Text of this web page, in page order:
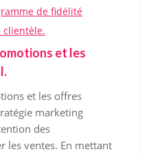
de fidélité
et les
et les offres
marketing
des
les ventes. En mettant